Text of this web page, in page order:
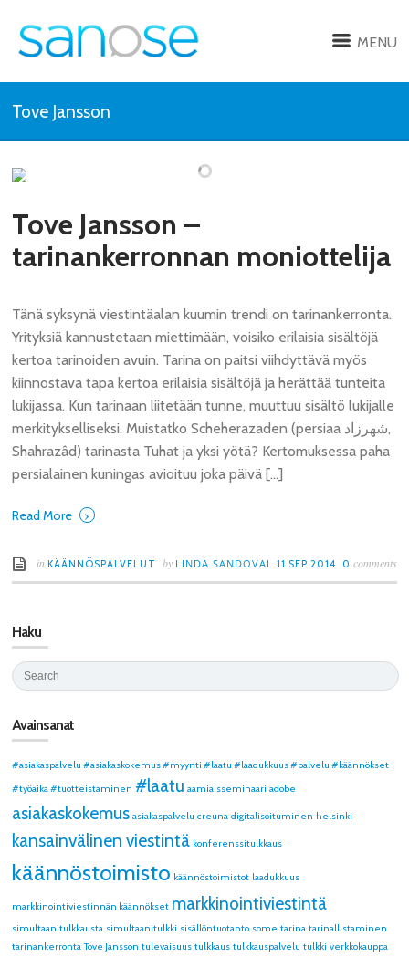
MENU
Tove Jansson
Tove Jansson –
tarinankerronnan moniottelija
Tänä syksynä viestintäalan kuumin trendi on tarinankerronta.
Yrityksiä kannustetaan miettimään, voisiko erilaisia sisältöjä
kertoa tarinoiden avuin. Tarina on paitsi viihdyttävä myös
kiinnostava tapa kertoa erilaisia sisältöjä ja herättää tunteita
lukijassa. Kun tarinaan liitetään tunne, muuttuu sisältö lukijalle
merkitykselliseksi. Muistatko Scheherazaden (persiaa شهرزاد,
Shahrazâd) tarinasta Tuhat ja yksi yötä? Kertomuksessa paha
persialainen kuningas avioituu joka päivä […]
Read More ›
inKÄÄNNÖSPALVELUT by LINDA SANDOVAL11 SEP 2014 0 comments
Haku
Avainsanat
#asiakaspalvelu #asiakaskokemus #myynti #laatu #laadukkuus #palvelu #käännökset
#työaika #tuotteistaminen #laatu aamiaisseminaari adobe
asiakaskokemus asiakaspalvelu creuna digitalisoituminen helsinki
kansainvälinen viestintä konferenssitulkkaus
käännöstoimisto käännöstoimistot laadukkuus
markkinointiviestinnän käännökset markkinointiviestintä
simultaanitulkkausta simultaanitulkki sisällöntuotanto some tarina tarinallistaminen
tarinankerronta Tove Jansson tulevaisuus tulkkaus tulkkauspalvelu tulkki verkkokauppa